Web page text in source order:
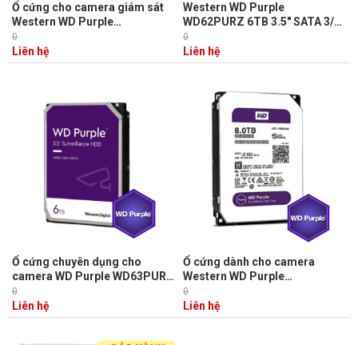
Ổ cứng cho camera giám sát
Western WD Purple
WD42PURZ 4TB, SATA 3,
Cache 64MB, vòng quay
5400RPM
0
Liên hệ
Western WD Purple
WD62PURZ 6TB 3.5" SATA 3/
128MB Cache/ 5640RPM dòng
ổ cứng chuyên dụng cho
camera.
0
Liên hệ
Ổ cứng chuyên dụng cho
camera WD Purple WD63PURZ
6TB 3.5inch SATA3, Cache
256Mb
0
Liên hệ
Ổ cứng dành cho camera
Western WD Purple
WD84PURZ 8TB, 6Gb/s,
128MB cache, 3.5 inch
0
Liên hệ